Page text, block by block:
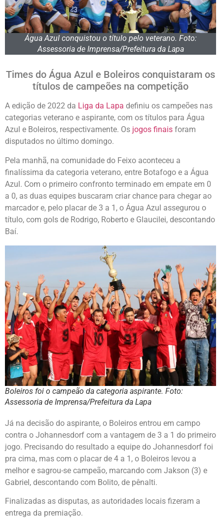
Água Azul conquistou o título pelo veterano. Foto:
Assessoria de Imprensa/Prefeitura da Lapa
Times do Água Azul e Boleiros conquistaram os
títulos de campeões na competição
A edição de 2022 da Liga da Lapa definiu os campeões nas
categorias veterano e aspirante, com os títulos para Água
Azul e Boleiros, respectivamente. Os jogos finais foram
disputados no último domingo.
Pela manhã, na comunidade do Feixo aconteceu a
finalíssima da categoria veterano, entre Botafogo e a Água
Azul. Com o primeiro confronto terminado em empate em 0
a 0, as duas equipes buscaram criar chance para chegar ao
marcador e, pelo placar de 3 a 1, o Água Azul assegurou o
título, com gols de Rodrigo, Roberto e Glaucilei, descontando
Baí.
Boleiros foi o campeão da categoria aspirante. Foto:
Assessoria de Imprensa/Prefeitura da Lapa
Já na decisão do aspirante, o Boleiros entrou em campo
contra o Johannesdorf com a vantagem de 3 a 1 do primeiro
jogo. Precisando do resultado a equipe do Johannesdorf foi
pra cima, mas com o placar de 4 a 1, o Boleiros levou a
melhor e sagrou-se campeão, marcando com Jakson (3) e
Gabriel, descontando com Bolito, de pênalti.
Finalizadas as disputas, as autoridades locais fizeram a
entrega da premiação.